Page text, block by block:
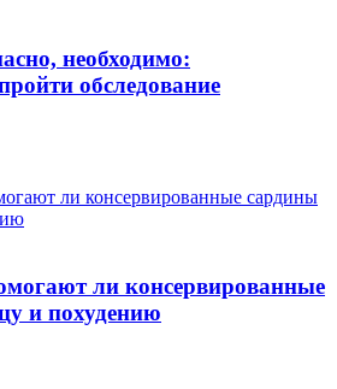
необходимо:
обследование
ли консервированные
и похудению